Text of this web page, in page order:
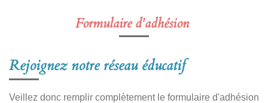
Formulaire d'adhésion
Rejoignez notre réseau éducatif
Veillez donc remplir complètement le formulaire d'adhésion